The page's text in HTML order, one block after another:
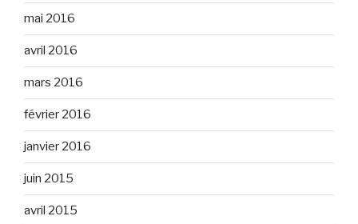
mai 2016
avril 2016
mars 2016
février 2016
janvier 2016
juin 2015
avril 2015